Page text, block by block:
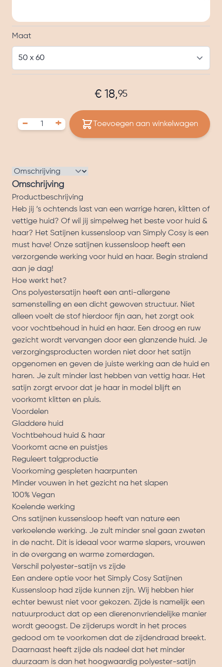
Maat
€ 18,95
- + Toevoegen aan winkelwagen
Omschrijving
Productbeschrijving
Heb jij ’s ochtends last van een warrige haren, klitten of
vettige huid? Of wil jij simpelweg het beste voor huid &
haar? Het Satijnen kussensloop van Simply Cosy is een
must have! Onze satijnen kussensloop heeft een
verzorgende werking voor huid en haar. Begin stralend
aan je dag!
Hoe werkt het?
Ons polyestersatijn heeft een anti-allergene
samenstelling en een dicht gewoven structuur. Niet
alleen voelt de stof hierdoor fijn aan, het zorgt ook
voor vochtbehoud in huid en haar. Een droog en ruw
gezicht wordt vervangen door een glanzende huid. Je
verzorgingsproducten worden niet door het satijn
opgenomen en geven de juiste werking aan de huid en
haren. Je zult minder last hebben van vettig haar. Het
satijn zorgt ervoor dat je haar in model blijft en
voorkomt klitten en pluis.
Voordelen
Gladdere huid
Vochtbehoud huid & haar
Voorkomt acne en puistjes
Reguleert talgproductie
Voorkoming gespleten haarpunten
Minder vouwen in het gezicht na het slapen
100% Vegan
Koelende werking
Ons satijnen kussensloop heeft van nature een
verkoelende werking. Je zult minder snel gaan zweten
in de nacht. Dit is ideaal voor warme slapers, vrouwen
in de overgang en warme zomerdagen.
Verschil polyester-satijn vs zijde
Een andere optie voor het Simply Cosy Satijnen
Kussensloop had zijde kunnen zijn. Wij hebben hier
echter bewust niet voor gekozen. Zijde is namelijk een
natuurproduct dat op een dierenonvriendelijke manier
wordt geoogst. De zijderups wordt in het proces
gedood om te voorkomen dat de zijdendraad breekt.
Daarnaast heeft zijde als nadeel dat het minder
duurzaam is dan het hoogwaardig polyester-satijn